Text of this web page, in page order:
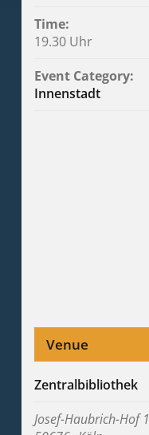
Time:
19.30 Uhr
Event Category:
Innenstadt
Venue
Zentralbibliothek
Josef-Haubrich-Hof 1